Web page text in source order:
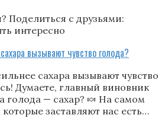
Поделиться с друзьями:
интересно
вызывают чувство голода?
сахара вызывают чувство
Думаете, главный виновник
голода — сахар? 🍬 На самом
заставляют нас есть…